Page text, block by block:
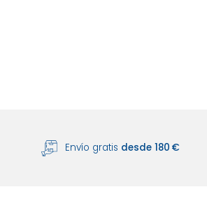
Envío gratis desde 180 €